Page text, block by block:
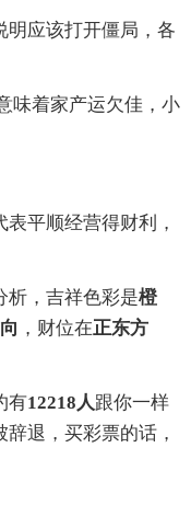
明应该打开僵局，各
味着家产运欠佳，小
平顺经营得财利，
析，吉祥色彩是橙
，财位在正东方
有12218人跟你一样
退，买彩票的话，